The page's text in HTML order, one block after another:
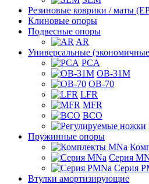
Резиновые коврики / маты
Клиновые опоры
Подвесные опоры
AR
Универсальные
PCA
ОВ-31М
OB-70
LFR
MFR
ВСО
Пружинные опоры
Серия
Серия
Втулки амортизирующие